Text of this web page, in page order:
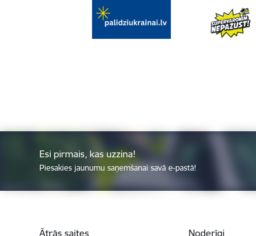
Esi pirmais, kas uzzina!
Piesakies jaunumu saņemšanai savā e-pastā!
Ātrās saites Noderīgi